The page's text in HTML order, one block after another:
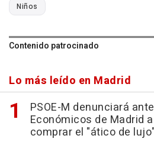
Niños
Contenido patrocinado
Lo más leído en Madrid
PSOE-M denunciará
Económicos de Madrid
comprar el "ático de lujo"